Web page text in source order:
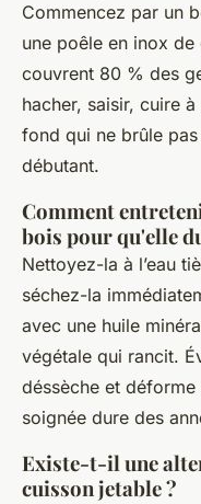
Commencez par un
une poêle en inox
couvrent 80 % des
hacher, saisir, cuire
fond qui ne brûle
débutant.
Comment
bois pour qu'elle
Nettoyez-la à l’eau
séchez-la
avec une huile
végétale qui rancit.
déssèche et
soignée dure des
Existe-t-il une
cuisson jetable ?